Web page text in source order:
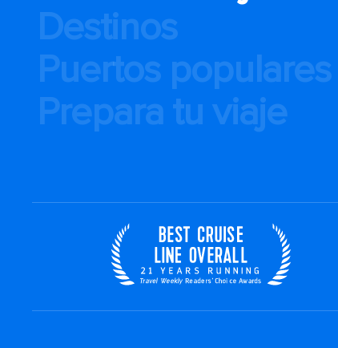
Destinos
Puertos populares
Prepara tu viaje